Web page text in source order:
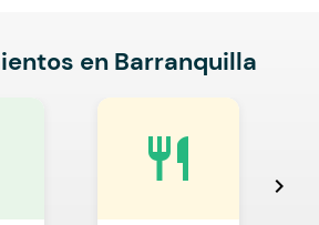
en Barranquilla
restaurant
chevron_right